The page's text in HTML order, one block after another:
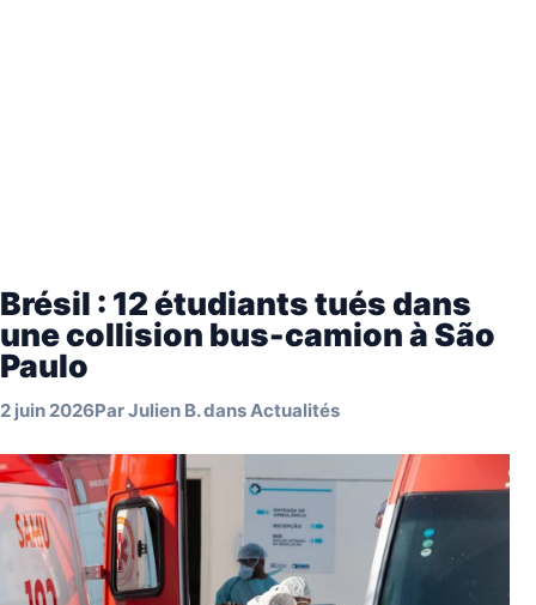
Brésil : 12 étudiants tués dans
une collision bus-camion à São
Paulo
2 juin 2026ParJulien B.dansActualités